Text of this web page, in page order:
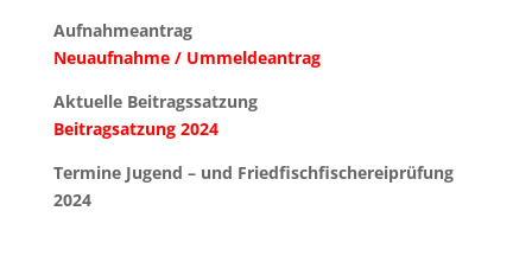
Aufnahmeantrag
Neuaufnahme / Ummeldeantrag
Aktuelle Beitragssatzung
Beitragsatzung 2024
Termine Jugend – und Friedfischfischereiprüfung
2024